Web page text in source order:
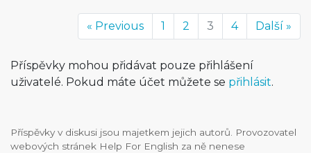
« Previous 1 2 3 4 Další »
Příspěvky mohou přidávat pouze přihlášení
uživatelé. Pokud máte účet můžete se přihlásit.
Příspěvky v diskusi jsou majetkem jejich autorů. Provozovatel
webových stránek Help For English za ně nenese